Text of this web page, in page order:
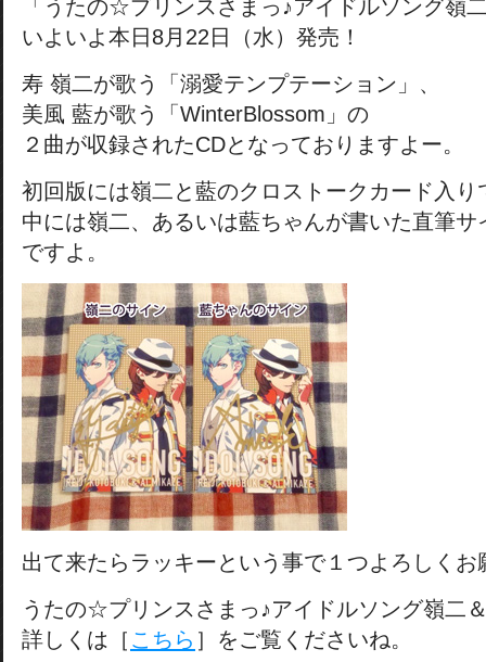
「うたの☆プリンスさまっ♪アイドルソング嶺
いよいよ本日8月22日（水）発売！
寿 嶺二が歌う「溺愛テンプテーション」、
美風 藍が歌う「WinterBlossom」の
２曲が収録されたCDとなっておりますよー。
初回版には嶺二と藍のクロストークカード入り
中には嶺二、あるいは藍ちゃんが書いた直筆
ですよ。
出て来たらラッキーという事で１つよろしくお
うたの☆プリンスさまっ♪アイドルソング嶺二
詳しくは［ こちら ］をご覧くださいね。